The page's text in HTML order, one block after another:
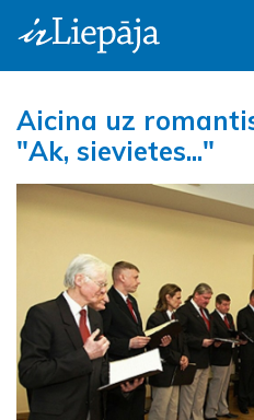
Aicina uz
"Ak, sievietes..."